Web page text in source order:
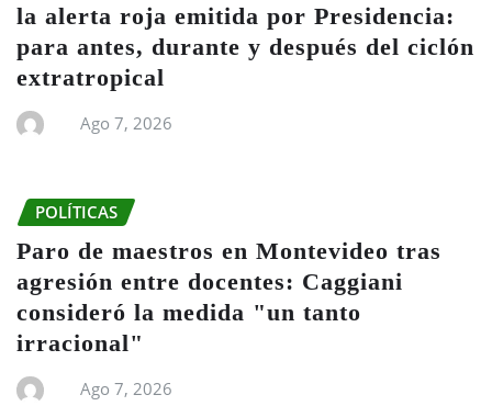
la alerta roja emitida por Presidencia:
para antes, durante y después del ciclón
extratropical
Ago 7, 2026
POLÍTICAS
Paro de maestros en Montevideo tras
agresión entre docentes: Caggiani
consideró la medida "un tanto
irracional"
Ago 7, 2026